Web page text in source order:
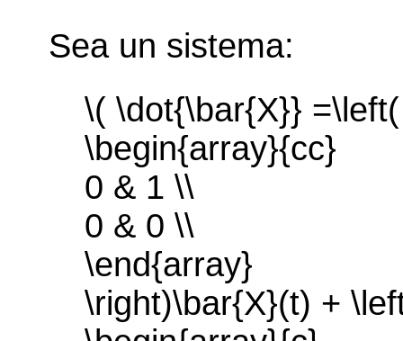
Sea un sistema:
\( \dot{\bar{X}} =\left(
\begin{array}{cc}
0 & 1 \\
0 & 0 \\
\end{array}
\right)\bar{X}(t) +